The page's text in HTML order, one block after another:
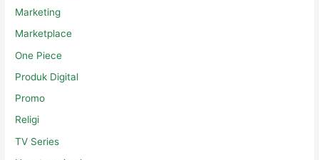
Marketing
Marketplace
One Piece
Produk Digital
Promo
Religi
TV Series